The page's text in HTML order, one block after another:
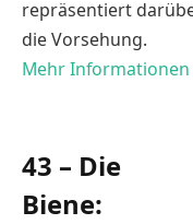
repräsentiert
die Vorsehung.
Mehr Informationen
43 – Die
Biene: